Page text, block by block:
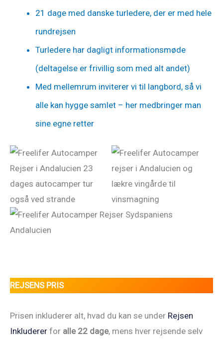
21 dage med danske turledere, der er med hele
rundrejsen
Turledere har dagligt informationsmøde
(deltagelse er frivillig som med alt andet)
Med mellemrum inviterer vi til langbord, så vi
alle kan hygge samlet – her medbringer man
sine egne retter
REJSENS PRIS
Prisen inkluderer alt, hvad du kan se under Rejsen
Inkluderer for alle 22 dage, mens hver rejsende selv